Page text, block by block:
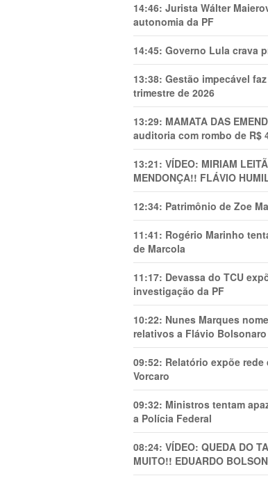
14:46: Jurista Wálter
autonomia da PF
14:45: Governo Lula crava
13:38: Gestão impecável
trimestre de 2026
13:29: MAMATA DAS
auditoria com rombo de R$
13:21: VÍDEO: MIRIAM
MENDONÇA!! FLÁVIO
12:34: Patrimônio de Zoe
11:41: Rogério Marinho
de Marcola
11:17: Devassa do TCU
investigação da PF
10:22: Nunes Marques
relativos a Flávio Bolsonaro
09:52: Relatório expõe rede
Vorcaro
09:32: Ministros tentam
a Polícia Federal
08:24: VÍDEO: QUEDA DO
MUITO!! EDUARDO